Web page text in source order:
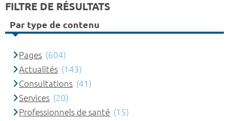
FILTRE DE RÉSULTATS
Par type de contenu
Pages (604)
Actualités (143)
Consultations (41)
Services (20)
Professionnels de santé (15)